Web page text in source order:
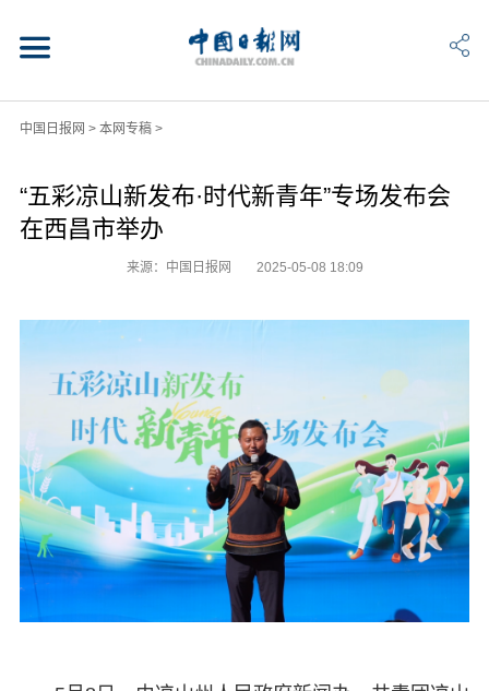
中国日报网 > 本网专稿>
“五彩凉山新发布·时代新青年”专场发布会
在西昌市举办
来源：中国日报网 2025-05-08 18:09